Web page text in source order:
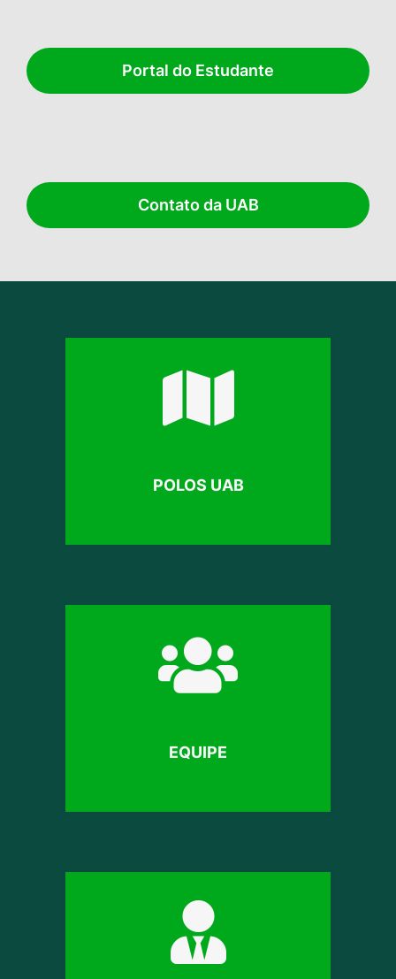
Portal do Estudante
Contato da UAB
POLOS UAB
EQUIPE